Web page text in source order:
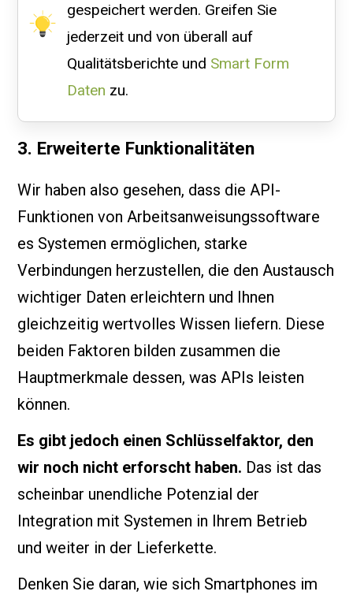
gespeichert werden. Greifen Sie
jederzeit und von überall auf
Qualitätsberichte und Smart Form
Daten zu.
3. Erweiterte Funktionalitäten
Wir haben also gesehen, dass die API-
Funktionen von Arbeitsanweisungssoftware
es Systemen ermöglichen, starke
Verbindungen herzustellen, die den Austausch
wichtiger Daten erleichtern und Ihnen
gleichzeitig wertvolles Wissen liefern. Diese
beiden Faktoren bilden zusammen die
Hauptmerkmale dessen, was APIs leisten
können.
Es gibt jedoch einen Schlüsselfaktor, den
wir noch nicht erforscht haben. Das ist das
scheinbar unendliche Potenzial der
Integration mit Systemen in Ihrem Betrieb
und weiter in der Lieferkette.
Denken Sie daran, wie sich Smartphones im